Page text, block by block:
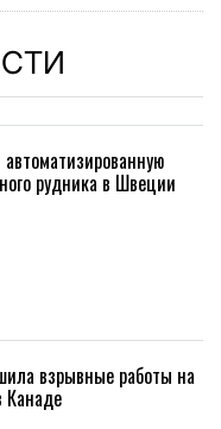
рудника в Швеции
взрывные работы на
Канаде